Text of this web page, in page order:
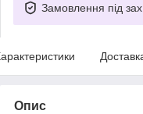
Замовлення під
Опис